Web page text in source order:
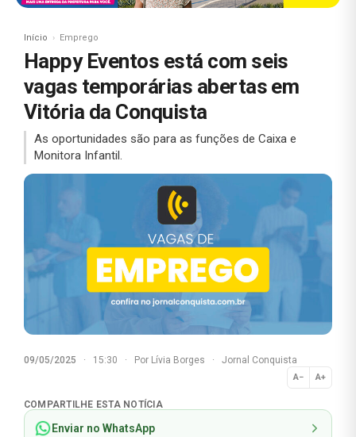
Início Emprego
Happy Eventos está com seis
vagas temporárias abertas em
Vitória da Conquista
As oportunidades são para as funções de Caixa e
Monitora Infantil.
09/05/2025 · 15:30 · Por Lívia Borges · Jornal Conquista
A− A+
Normal
COMPARTILHE ESTA NOTÍCIA
Enviar no WhatsApp